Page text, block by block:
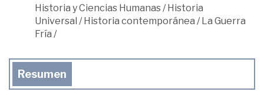
Historia y Ciencias Humanas /Historia
Universal /Historia contemporánea /La Guerra
Fría /
Resumen